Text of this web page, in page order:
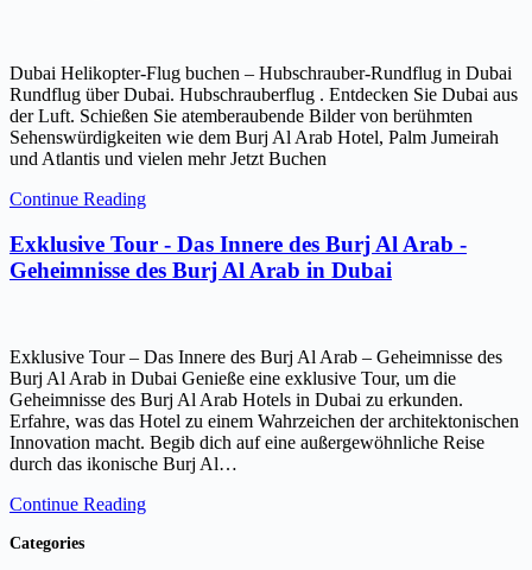
Dubai Helikopter-Flug buchen – Hubschrauber-Rundflug in Dubai
Rundflug über Dubai. Hubschrauberflug . Entdecken Sie Dubai aus
der Luft. Schießen Sie atemberaubende Bilder von berühmten
Sehenswürdigkeiten wie dem Burj Al Arab Hotel, Palm Jumeirah
und Atlantis und vielen mehr Jetzt Buchen
Continue Reading
Exklusive Tour - Das Innere des Burj Al Arab -
Geheimnisse des Burj Al Arab in Dubai
Exklusive Tour – Das Innere des Burj Al Arab – Geheimnisse des
Burj Al Arab in Dubai Genieße eine exklusive Tour, um die
Geheimnisse des Burj Al Arab Hotels in Dubai zu erkunden.
Erfahre, was das Hotel zu einem Wahrzeichen der architektonischen
Innovation macht. Begib dich auf eine außergewöhnliche Reise
durch das ikonische Burj Al…
Continue Reading
Categories